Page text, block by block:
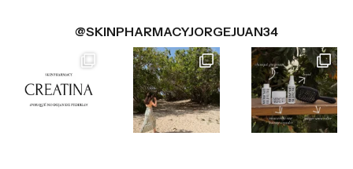
@SKINPHARMACYJORGEJUAN34